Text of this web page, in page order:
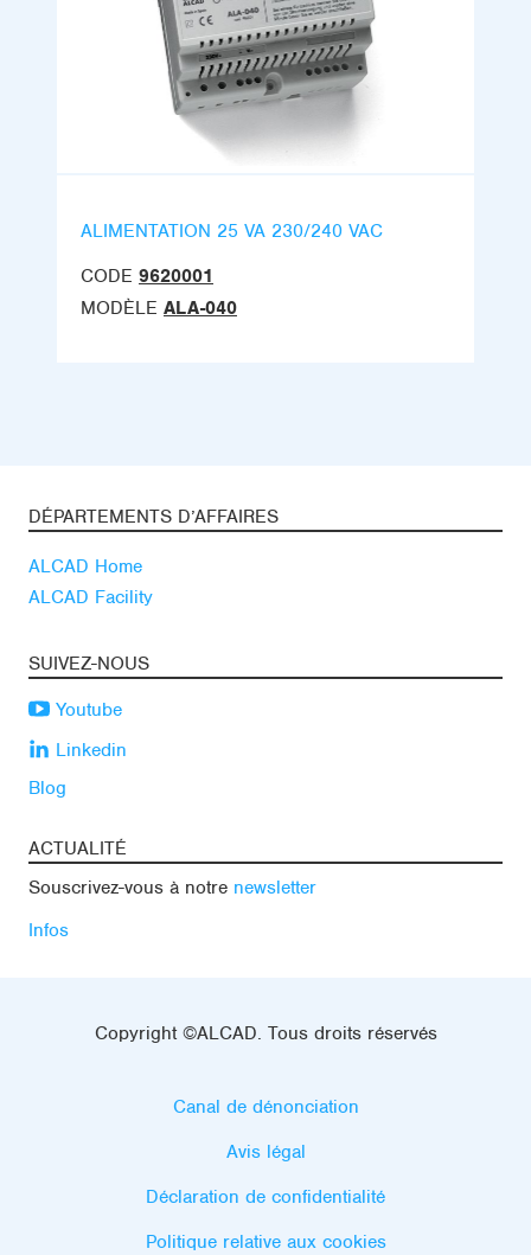
ALIMENTATION 25 VA 230/240 VAC
CODE 9620001
MODÈLE ALA-040
DÉPARTEMENTS D’AFFAIRES
ALCAD Home
ALCAD Facility
SUIVEZ-NOUS
Youtube
Linkedin
Blog
ACTUALITÉ
Souscrivez-vous à notre newsletter
Infos
Copyright ©ALCAD. Tous droits réservés
Canal de dénonciation
Avis légal
Déclaration de confidentialité
Politique relative aux cookies